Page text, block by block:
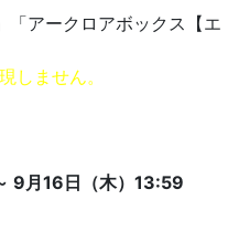
アークロアボックス【エ
しません。
9月16日（木）13:59